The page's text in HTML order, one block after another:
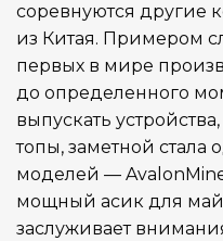
соревнуются другие
из Китая. Примером
первых в мире
до определенного
выпускать
топы, заметной стала
моделей —
мощный асик для
заслуживает